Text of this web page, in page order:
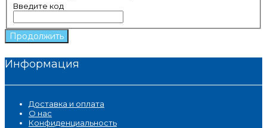
Введите код
Продолжить
Информация
Доставка и оплата
О нас
Конфиденциальность